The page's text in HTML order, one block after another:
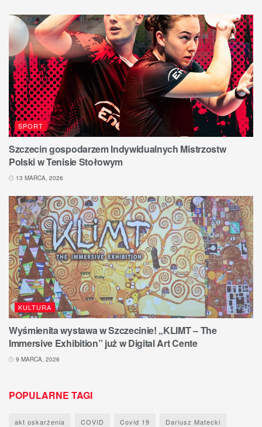
SPORT
Szczecin gospodarzem Indywidualnych Mistrzostw
Polski w Tenisie Stołowym
13 MARCA, 2026
KULTURA
Wyśmienita wystawa w Szczecinie! „KLIMT – The
Immersive Exhibition” już w Digital Art Cente
9 MARCA, 2026
POPULARNE TAGI
akt oskarżenia COVID Covid 19 Dariusz Matecki